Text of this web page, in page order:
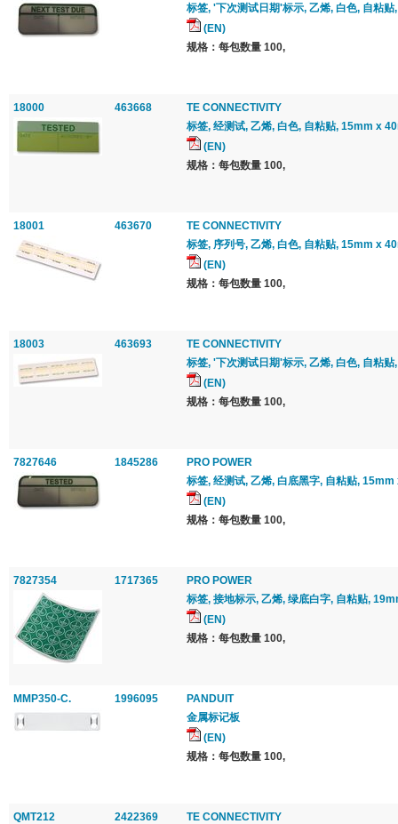
标签, '下次测试日期'标示, 乙烯, 白色, 自粘
(EN)
规格：每包数量 100,
18000 463668
TE CONNECTIVITY
标签, 经测试, 乙烯, 白色, 自粘贴, 15mm x
(EN)
规格：每包数量 100,
18001 463670
TE CONNECTIVITY
标签, 序列号, 乙烯, 白色, 自粘贴, 15mm x
(EN)
规格：每包数量 100,
18003 463693
TE CONNECTIVITY
标签, '下次测试日期'标示, 乙烯, 白色, 自粘
(EN)
规格：每包数量 100,
7827646 1845286
PRO POWER
标签, 经测试, 乙烯, 白底黑字, 自粘贴,
(EN)
规格：每包数量 100,
7827354 1717365
PRO POWER
标签, 接地标示, 乙烯, 绿底白字, 自粘贴,
(EN)
规格：每包数量 100,
MMP350-C. 1996095
PANDUIT
金属标记板
(EN)
规格：每包数量 100,
QMT212 2422369
TE CONNECTIVITY